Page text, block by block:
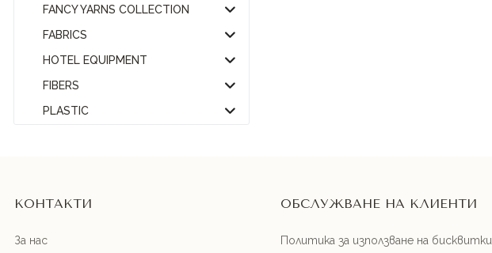
FANCY YARNS COLLECTION
FABRICS
HOTEL EQUIPMENT
FIBERS
PLASTIC
КОНТАКТИ
За нас
ОБСЛУЖВАНЕ НА КЛИЕНТИ
Политика за използване на бисквитки